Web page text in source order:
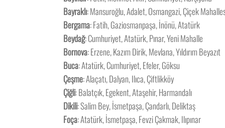
Bayraklı: Mansuroğlu, Adalet, Osmangazi, Çiçek
Bergama: Fatih, Gaziosmanpaşa, İnönü, Atatürk
Beydağ: Cumhuriyet, Atatürk, Pınar, Yeni Mahalle
Bornova: Erzene, Kazım Dirik, Mevlana, Yıldırım Beyazıt
Buca: Atatürk, Cumhuriyet, Efeler, Göksu
Çeşme: Alaçatı, Dalyan, Ilıca, Çiftlikköy
Çiğli: Balatçık, Egekent, Ataşehir, Harmandalı
Dikili: Salim Bey, İsmetpaşa, Çandarlı, Deliktaş
Foça: Atatürk, İsmetpaşa, Fevzi Çakmak, Ilıpınar